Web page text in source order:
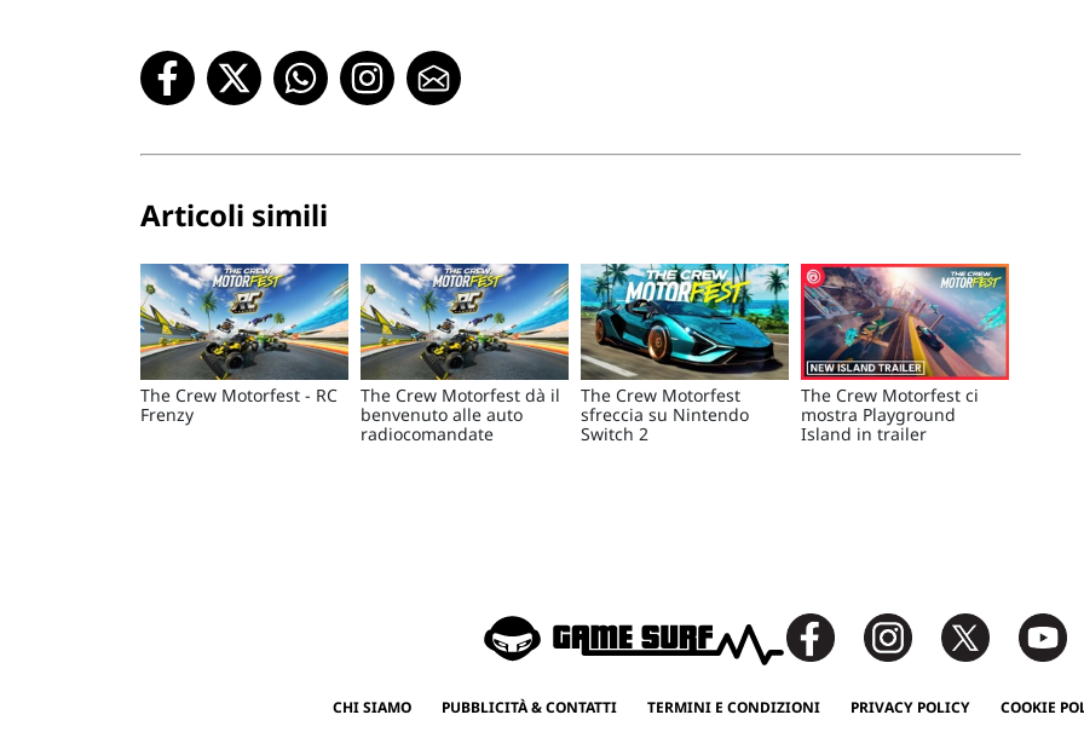
Articoli simili
The Crew Motorfest - RC
Frenzy
The Crew Motorfest dà il
benvenuto alle auto
radiocomandate
The Crew Motorfest
sfreccia su Nintendo
Switch 2
The Crew Motorfest ci
mostra Playground
Island in trailer
CHI SIAMO PUBBLICITÀ & CONTATTI TERMINI E CONDIZIONI PRIVACY POLICY COOKIE